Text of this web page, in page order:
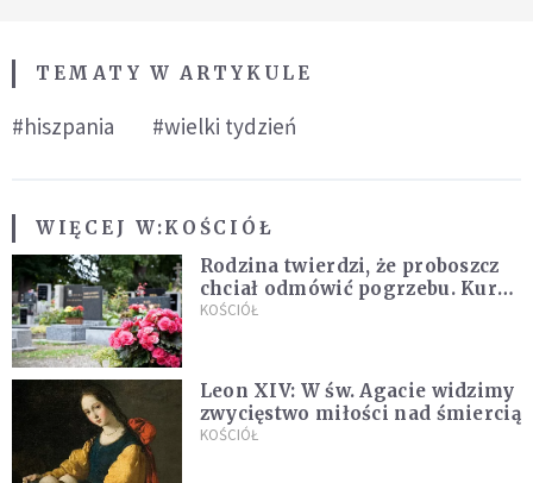
TEMATY W ARTYKULE
#hiszpania #wielki tydzień
WIĘCEJ W:KOŚCIÓŁ
Rodzina twierdzi, że proboszcz
chciał odmówić pogrzebu. Kuria
zapowiada wyjaśnienia
KOŚCIÓŁ
Leon XIV: W św. Agacie widzimy
zwycięstwo miłości nad śmiercią
KOŚCIÓŁ